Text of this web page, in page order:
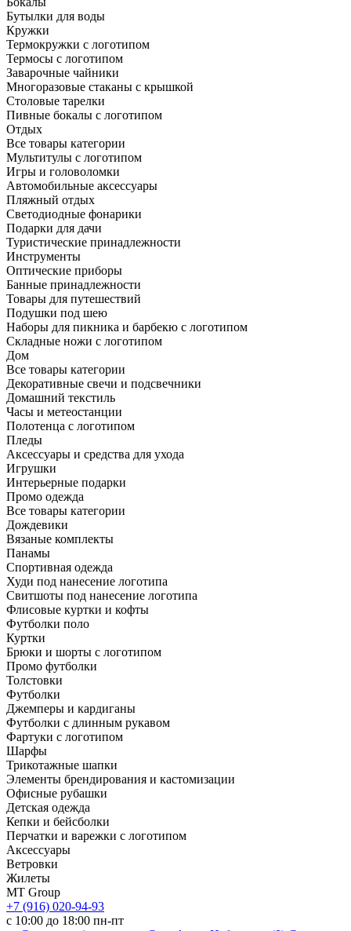
Бутылки для воды
Кружки
Термокружки с логотипом
Термосы с логотипом
Заварочные чайники
Многоразовые стаканы с крышкой
Столовые тарелки
Пивные бокалы с логотипом
Отдых
Все товары категории
Мультитулы с логотипом
Игры и головоломки
Автомобильные аксессуары
Пляжный отдых
Светодиодные фонарики
Подарки для дачи
Туристические принадлежности
Инструменты
Оптические приборы
Банные принадлежности
Товары для путешествий
Подушки под шею
Наборы для пикника и барбекю с логотипом
Складные ножи с логотипом
Дом
Все товары категории
Декоративные свечи и подсвечники
Домашний текстиль
Часы и метеостанции
Полотенца с логотипом
Пледы
Аксессуары и средства для ухода
Игрушки
Интерьерные подарки
Промо одежда
Все товары категории
Дождевики
Вязаные комплекты
Панамы
Спортивная одежда
Худи под нанесение логотипа
Свитшоты под нанесение логотипа
Флисовые куртки и кофты
Футболки поло
Куртки
Брюки и шорты с логотипом
Промо футболки
Толстовки
Футболки
Джемперы и кардиганы
Футболки с длинным рукавом
Фартуки с логотипом
Шарфы
Трикотажные шапки
Элементы брендирования и кастомизации
Офисные рубашки
Детская одежда
Кепки и бейсболки
Перчатки и варежки с логотипом
Аксессуары
Ветровки
Жилеты
MT Group
+7 (916) 020-94-93
с 10:00 до 18:00 пн-пт